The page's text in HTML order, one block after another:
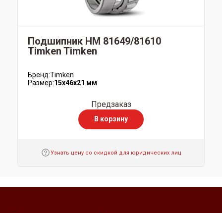
Подшипник HM 81649/81610
Timken Timken
Бренд:Timken
Размер:15x46x21 мм
Предзаказ
В корзину
Узнать цену со скидкой для юридических лиц